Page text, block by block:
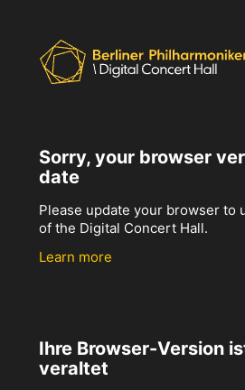
Sorry, your browser
date
Please update your browser to
of the Digital Concert Hall.
Learn more
Ihre Browser-Version
veraltet